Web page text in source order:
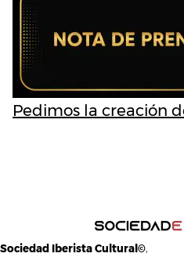
Pedimos la creación
Sociedad Iberista Cultural©,